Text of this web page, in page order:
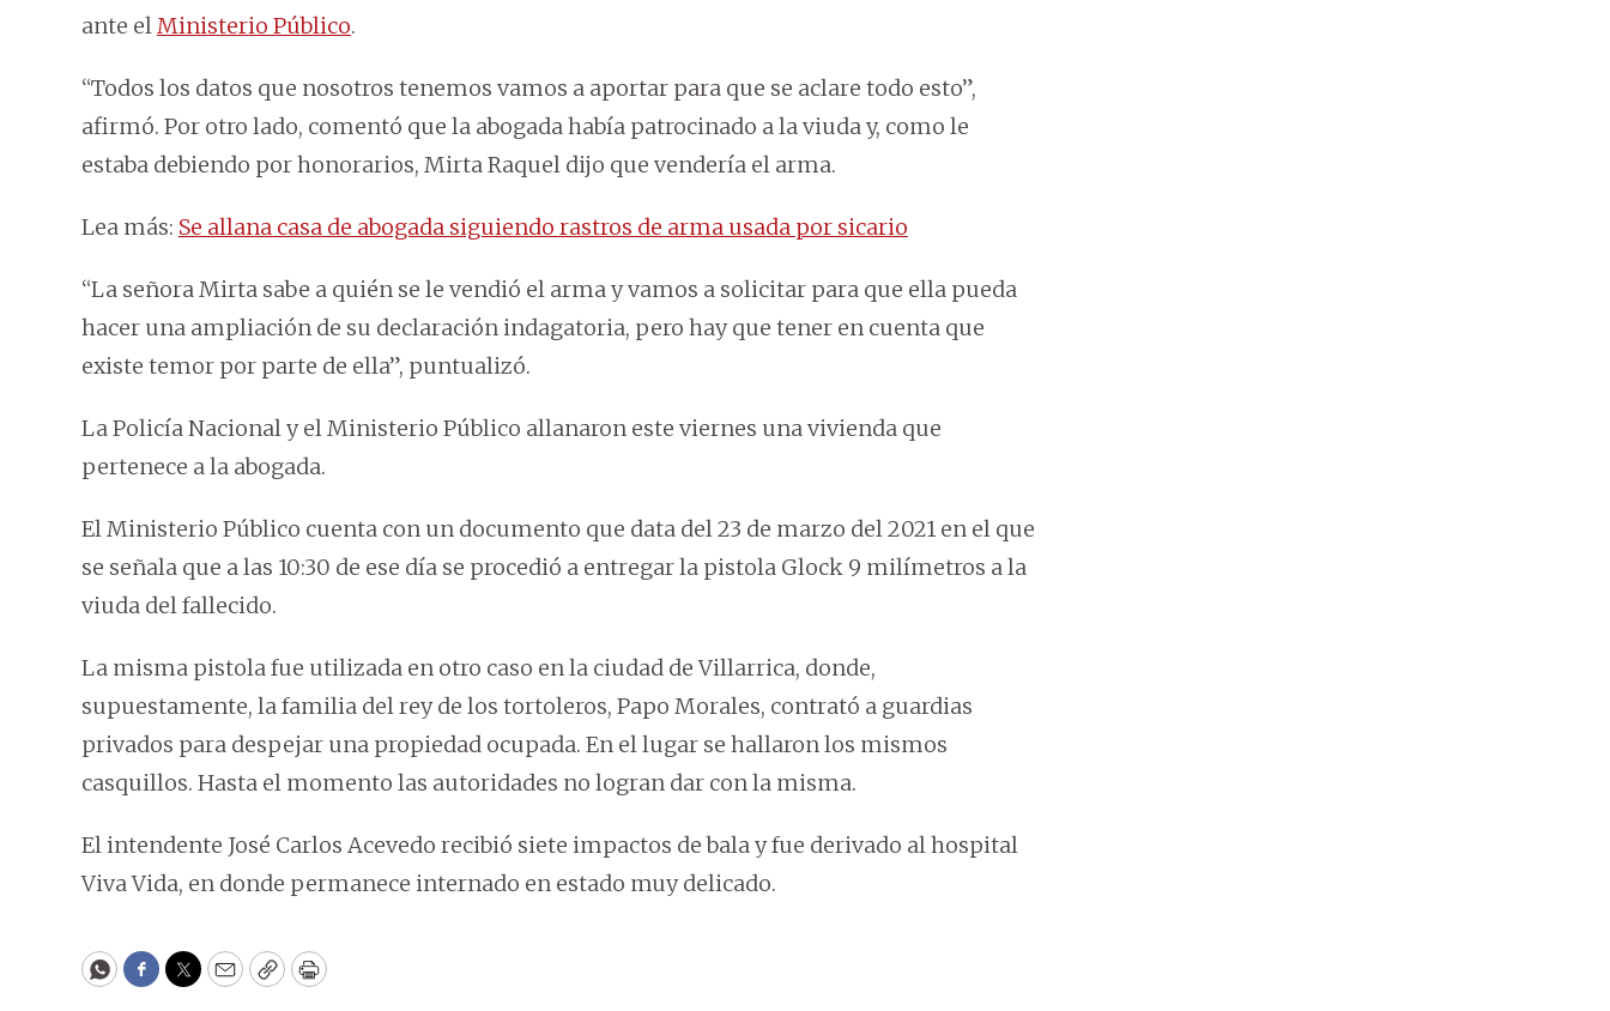
ante elMinisterio Público.
“Todos los datos que nosotros tenemos vamos a aportar para que se aclare todo esto”,
afirmó. Por otro lado, comentó que la abogada había patrocinado a la viuda y, como le
estaba debiendo por honorarios, Mirta Raquel dijo que vendería el arma.
Lea más: Se allana casa de abogada siguiendo rastros de arma usada por sicario
“La señora Mirta sabe a quién se le vendió el arma y vamos a solicitar para que ella pueda
hacer una ampliación de su declaración indagatoria, pero hay que tener en cuenta que
existe temor por parte de ella”, puntualizó.
La Policía Nacional y el Ministerio Público allanaron este viernes una vivienda que
pertenece a la abogada.
El Ministerio Público cuenta con un documento que data del 23 de marzo del 2021 en el que
se señala que a las 10:30 de ese día se procedió a entregar la pistola Glock 9 milímetros a la
viuda del fallecido.
La misma pistola fue utilizada en otro caso en la ciudad de Villarrica, donde,
supuestamente, la familia del rey de los tortoleros, Papo Morales, contrató a guardias
privados para despejar una propiedad ocupada. En el lugar se hallaron los mismos
casquillos. Hasta el momento las autoridades no logran dar con la misma.
El intendente José Carlos Acevedo recibió siete impactos de bala y fue derivado al hospital
Viva Vida, en donde permanece internado en estado muy delicado.
WhatsApp
Facebook
Twitter
EmailCopyPrint